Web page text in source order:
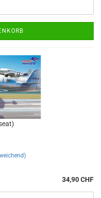
34,90 CHF